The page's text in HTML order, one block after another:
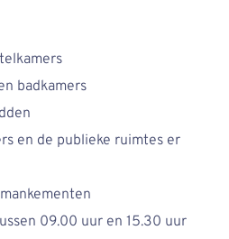
badkamers
en de publieke ruimtes er
09.00 uur en 15.30 uur